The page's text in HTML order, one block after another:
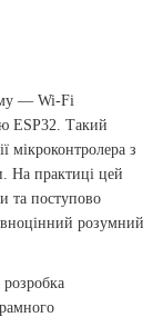
— Wi-Fi
ESP32. Такий
мікроконтролера з
На практиці цей
та поступово
розумний